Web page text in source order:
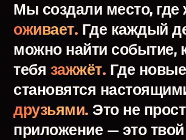
Мы создали место, где
оживает. Где каждый
можно найти событие,
тебя зажжёт. Где новые
становятся
друзьями. Это не
приложение — это твой